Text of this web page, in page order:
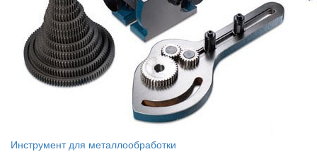
Инструмент для металлообработки